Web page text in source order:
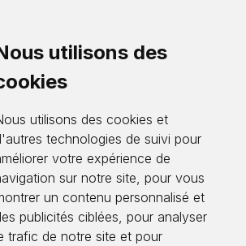
utilisons des
utilisons des cookies et
technologies de suivi pour
votre expérience de
sur notre site, pour vous
un contenu personnalisé et
publicités ciblées, pour analyser
trafic de notre site et pour